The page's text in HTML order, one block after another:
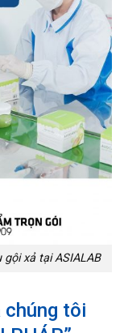
xả tại ASIALAB
chúng tôi